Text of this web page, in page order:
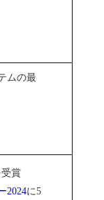
ムの最
受賞
2024に5